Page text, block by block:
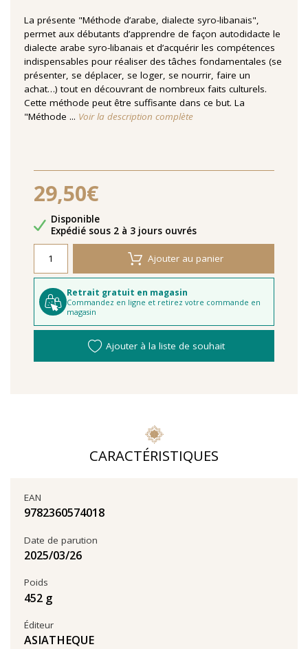
La présente "Méthode d’arabe, dialecte syro-libanais",
permet aux débutants d’apprendre de façon autodidacte le
dialecte arabe syro-libanais et d’acquérir les compétences
indispensables pour réaliser des tâches fondamentales (se
présenter, se déplacer, se loger, se nourrir, faire un
achat…) tout en découvrant de nombreux faits culturels.
Cette méthode peut être suffisante dans ce but. La
"Méthode ... Voir la description complète
29,50€
Disponibilité
Disponible
Délais de livraison
Expédié sous 2 à 3 jours ouvrés
Ajouter au panier
Retrait gratuit en magasin
Commandez en ligne et retirez votre commande en
magasin
Ajouter à la liste de souhait
CARACTÉRISTIQUES
EAN
9782360574018
Date de parution
26‏/03‏/2025
Poids
452 g
Éditeur
ASIATHEQUE